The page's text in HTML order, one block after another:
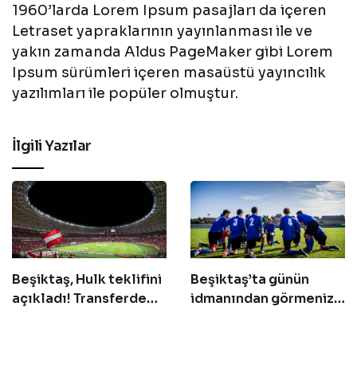
1960’larda Lorem Ipsum pasajları da içeren
Letraset yapraklarının yayınlanması ile ve
yakın zamanda Aldus PageMaker gibi Lorem
Ipsum sürümleri içeren masaüstü yayıncılık
yazılımları ile popüler olmuştur.
İlgili Yazılar
Beşiktaş, Hulk teklifini
açıkladı! Transferde
Beşiktaş’ta günün
idmanından görmeniz